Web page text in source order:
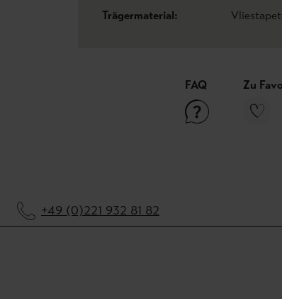
Trägermaterial:
FAQ Zu
+49 (0)221 932 81 82